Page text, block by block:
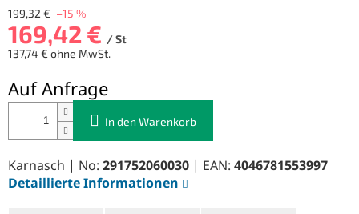
199,32 € –15 %
169,42 € / St
137,74 € ohne MwSt.
Auf Anfrage
In den Warenkorb
Karnasch | No: 291752060030 | EAN: 4046781553997
Detaillierte Informationen